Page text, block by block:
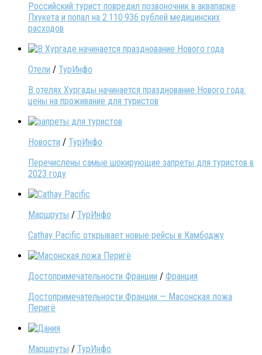
Российский турист повредил позвоночник в аквапарке
Пхукета и попал на 2 110 936 рублей медицинских
расходов
Отели / ТурИнфо
В отелях Хургады начинается празднование Нового года:
цены на проживание для туристов
Новости / ТурИнфо
Перечислены самые шокирующие запреты для туристов в
2023 году
Маршруты / ТурИнфо
Cathay Pacific открывает новые рейсы в Камбоджу
Достопримечательности Франции / Франция
Достопримечательности Франции — Масонская ложа
Перигё
Маршруты / ТурИнфо